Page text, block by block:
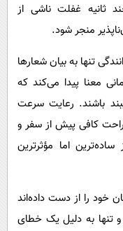
ثانیه غفلت ناشی از
منجر شود.
تنها به بیان شعارها
معنا پیدا می‌کند که
باشند. رعایت سرعت
کافی پیش از سفر و
اما مؤثرترین
خود را از دست داده‌اند
تنها به دلیل یک خطای